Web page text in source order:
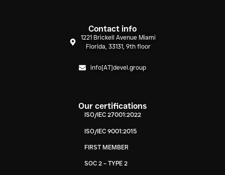
Contact info
1221 Brickell Avenue Miami
Florida, 33131, 9th floor
info[AT]devel.group
Our certifications
ISO/IEC 27001:2022
ISO/IEC 9001:2015
FIRST MEMBER
SOC 2 – TYPE 2